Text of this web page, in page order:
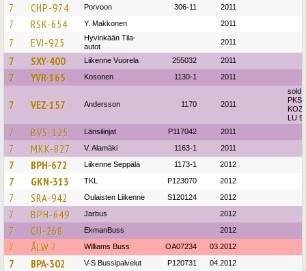
7 CHP-974 Porvoon 306-11 2011
7 RSK-654 Y. Makkonen 2011
7 EVI-925
Hyvinkään Tila-
autot
2011
7 SXY-400 Liikenne Vuorela 255032 2011
7 YVR-165 Kosonen 1130-1 2011
7 VEZ-157 Andersson 1170 2011
sold
PKS
LU
7 BVS-125 Länsilinjat P117042 2011
7 MKK-827 V. Alamäki 1163-1 2011
7 BPH-672 Liikenne Seppälä 1173-1 2012
7 GKN-313 TKL P123070 2012
7 SRA-942 Oulaisten Liikenne S120124 2012
7 BPH-649 Jarbus 2012
7 CIJ-268 EkmanBuss 2012
7 ÅLW 7 Williams Buss OA07234 03.2012
7 BPA-302 V-S Bussipalvelut P120731 04.2012